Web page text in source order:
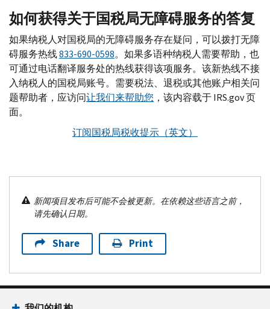
如何获得关于国税局无障碍服务的答复
如果纳税人对国税局的无障碍服务存在疑问，可以拨打无障
碍服务热线833-690-0598。如果多语种纳税人需要帮助，也
可通过电话翻译服务处的热线获得该项服务。该新热线不接
入纳税人的国税局账号。需要税法、退税或其他账户相关问
题帮助者，应访问让我们来帮助您 ，该内容载于IRS.gov页
面。
订阅国税局税收提示（英文）
新闻项目发布后可能不会被更新。在依赖这些语言之前，
请先确认日期。
Share Print